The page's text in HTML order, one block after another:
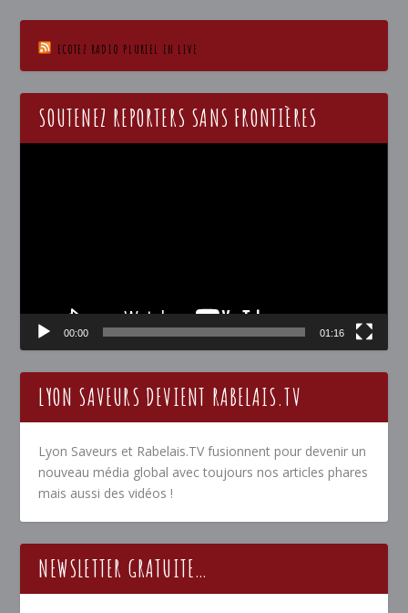
ECOTEZ RADIO PLURIEL EN LIVE
SOUTENEZ REPORTERS SANS FRONTIÈRES
00:00 01:16
LYON SAVEURS DEVIENT RABELAIS.TV
Lyon Saveurs et Rabelais.TV fusionnent pour devenir un
nouveau média global avec toujours nos articles phares
mais aussi des vidéos !
NEWSLETTER GRATUITE…